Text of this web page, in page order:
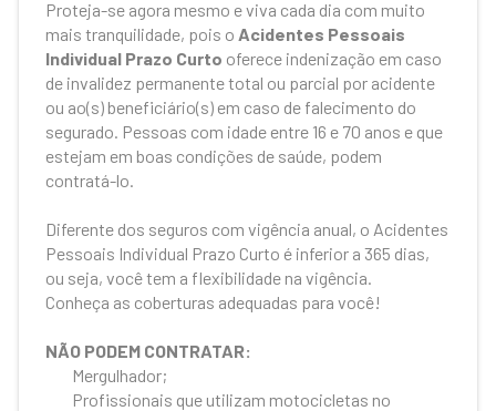
Proteja-se agora mesmo e viva cada dia com muito
mais tranquilidade, pois o Acidentes Pessoais
Individual Prazo Curto oferece indenização em caso
de invalidez permanente total ou parcial por acidente
ou ao(s) beneficiário(s) em caso de falecimento do
segurado. Pessoas com idade entre 16 e 70 anos e que
estejam em boas condições de saúde, podem
contratá-lo.
Diferente dos seguros com vigência anual, o Acidentes
Pessoais Individual Prazo Curto é inferior a 365 dias,
ou seja, você tem a flexibilidade na vigência.
Conheça as coberturas adequadas para você!
NÃO PODEM CONTRATAR:
Mergulhador;
Profissionais que utilizam motocicletas no